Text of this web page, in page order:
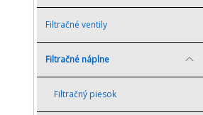
Filtračné ventily
Filtračné náplne
Filtračný piesok